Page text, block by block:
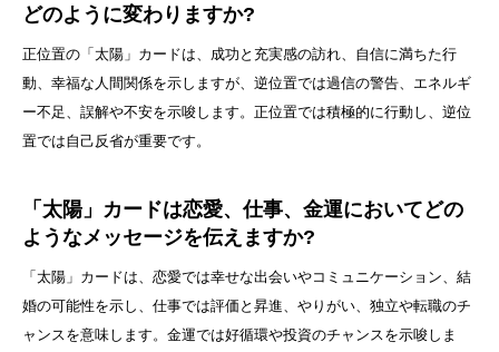
どのように変わりますか?
正位置の「太陽」カードは、成功と充実感の訪れ、自信に満ちた行
動、幸福な人間関係を示しますが、逆位置では過信の警告、エネルギ
ー不足、誤解や不安を示唆します。正位置では積極的に行動し、逆位
置では自己反省が重要です。
「太陽」カードは恋愛、仕事、金運においてどの
ようなメッセージを伝えますか?
「太陽」カードは、恋愛では幸せな出会いやコミュニケーション、結
婚の可能性を示し、仕事では評価と昇進、やりがい、独立や転職のチ
ャンスを意味します。金運では好循環や投資のチャンスを示唆しま